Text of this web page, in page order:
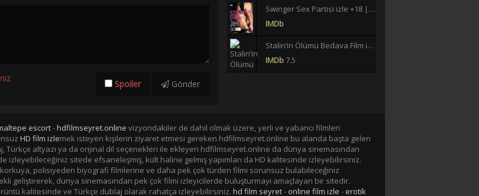
Spoiler Gönder
Swinger Sex Partisi izle +18 |HD|
IMDb
Stalin’in Ölümü Bedava Film izle |HD|
IMDb7.5
IMDb -/10
IMDb
escort-hdfilmseyret.online vizyondakiler de dahil olmak üzere, yerli ve yabancı filmleri
HD film izlemek isteyen kişilerin ziyaret etmesi gereken hdfilmseyret.online bu alanda başta gelen
altyazı ya da orijinal dil seçenekleri ile ekleyen hdfilmseyret.online da dünya sinemasından
sitede efsaneleşmiş, kült haline gelmiş yapımları da HD kalitesinde izleyebilirsiniz.
polisiyeden biyografi filmlerine ve daha pek çok türden filmi sorunsuz bulabileceğiniz
geliştirerek, dünya sinemasından pek çok filmi izleyicilerde buluşturmayı amaçlayan bir sitedir.
kalitesinde ve Türkçe dublaj olarak rahatça izleyebilirsiniz. hd film seyret- online film izle - erotik